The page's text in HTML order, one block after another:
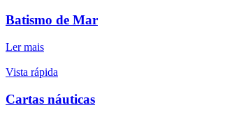
Batismo de Mar
Ler mais
Vista rápida
Cartas náuticas